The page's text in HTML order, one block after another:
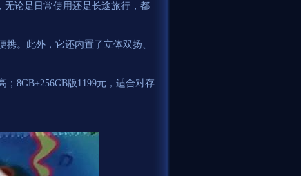
无论是日常使用还是长途旅行，都
。此外，它还内置了立体双扬、
8GB+256GB版1199元，适合对存